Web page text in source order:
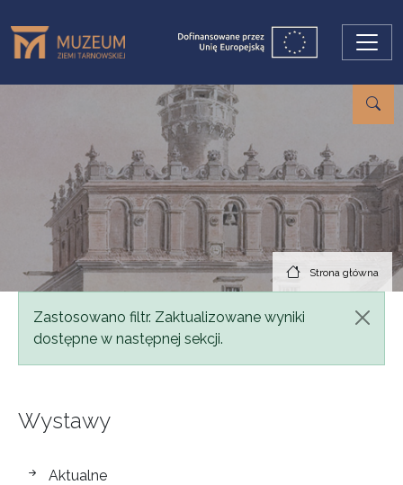
Strona główna
Komunikat
Zastosowano filtr. Zaktualizowane wyniki
dostępne w następnej sekcji.
Wystawy
wystawy
Aktualne